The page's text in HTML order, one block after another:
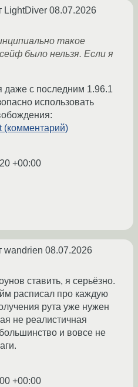
LightDiver 08.07.2026
такое
было нельзя. Если я
даже с последним 1.96.1
использовать
(комментарий)
+00:00
wandrien 08.07.2026
ставить, я серьёзно.
расписал про каждую
рута уже нужен
не реалистичная
и вовсе не
+00:00